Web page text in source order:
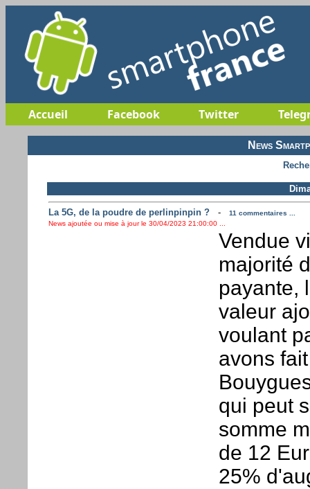
Accueil Facebook Twitter
News
La 5G, de la poudre de perlinpinpin ?-
11 commentaires ...
News ajoutée ou mise à jour le 30/04/2023 21:00:00 ...
Vendue
majorité
payante,
valeur
voulant
avons
qui peut
somme
de 12
25%